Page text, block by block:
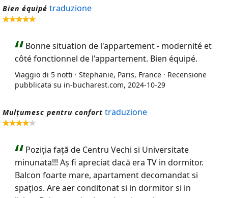
Bien équipé traduzione
Bonne situation de l'appartement - modernité et
côté fonctionnel de l'appartement. Bien équipé.
Viaggio di 5 notti · Stephanie, Paris, France · Recensione
pubblicata su in-bucharest.com, 2024-10-29
Mulțumesc pentru confort traduzione
Poziția față de Centru Vechi si Universitate
minunata!!! Aș fi apreciat dacă era TV in dormitor.
Balcon foarte mare, apartament decomandat si
spațios. Are aer conditonat si in dormitor si in